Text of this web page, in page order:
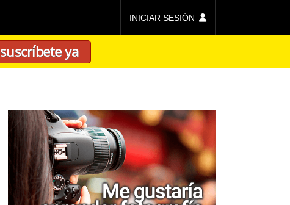
INICIAR SESIÓN
suscríbete ya